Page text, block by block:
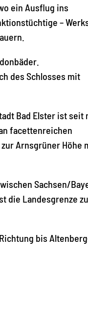
ein Ausflug ins
–
des Schlosses mit
Bad Elster ist seit
facettenreichen
Arnsgrüner Höhe
Sachsen/
die Landesgrenze zu
bis